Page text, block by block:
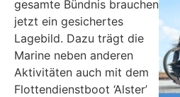
gesamte Bündnis brauchen
jetzt ein gesichertes
Lagebild. Dazu trägt die
Marine neben anderen
Aktivitäten auch mit dem
Flottendienstboot ‘Alster’